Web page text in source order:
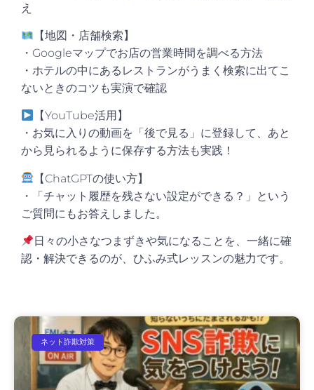
え
【地図・店舗検索】
・Googleマップでお店の営業時間を調べる方法
・ホテルの中にあるレストランがうまく検索に出てこ
ないときのコツも実演で確認
【YouTube活用】
・お気に入りの動画を「後で見る」に登録して、あと
から見られるように保存する方法も実践！
【ChatGPTの使い方】
・「チャット履歴を残さない設定ができる？」という
ご質問にもお答えしました。
日々の小さなつまずきや気になることを、一緒に確
認・解決できるのが、ひふみ式レッスンの魅力です。
ネット詐欺対策